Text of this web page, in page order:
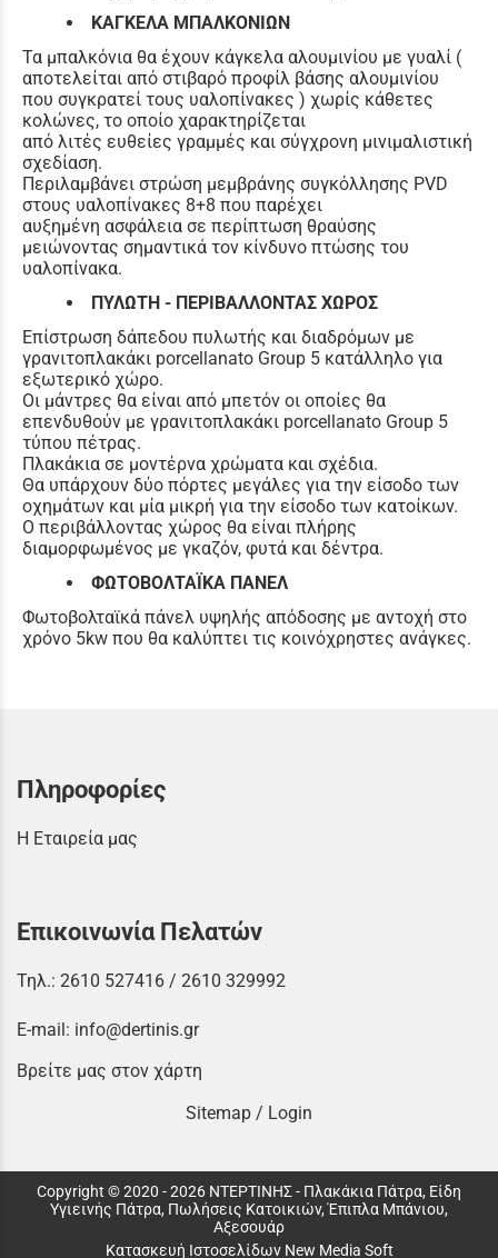
ΚΑΓΚΕΛΑ ΜΠΑΛΚΟΝΙΩΝ
Τα μπαλκόνια θα έχουν κάγκελα αλουμινίου με γυαλί (
αποτελείται από στιβαρό προφίλ βάσης αλουμινίου
που συγκρατεί τους υαλοπίνακες ) χωρίς κάθετες
κολώνες, το οποίο χαρακτηρίζεται
από λιτές ευθείες γραμμές και σύγχρονη μινιμαλιστική
σχεδίαση.
Περιλαμβάνει στρώση μεμβράνης συγκόλλησης PVD
στους υαλοπίνακες 8+8 που παρέχει
αυξημένη ασφάλεια σε περίπτωση θραύσης
μειώνοντας σημαντικά τον κίνδυνο πτώσης του
υαλοπίνακα.
ΠΥΛΩΤΗ - ΠΕΡΙΒΑΛΛΟΝΤΑΣ ΧΩΡΟΣ
Επίστρωση δάπεδου πυλωτής και διαδρόμων με
γρανιτοπλακάκι porcellanato Group 5 κατάλληλο για
εξωτερικό χώρο.
Οι μάντρες θα είναι από μπετόν οι οποίες θα
επενδυθούν με γρανιτοπλακάκι porcellanato Group 5
τύπου πέτρας.
Πλακάκια σε μοντέρνα χρώματα και σχέδια.
Θα υπάρχουν δύο πόρτες μεγάλες για την είσοδο των
οχημάτων και μία μικρή για την είσοδο των κατοίκων.
Ο περιβάλλοντας χώρος θα είναι πλήρης
διαμορφωμένος με γκαζόν, φυτά και δέντρα.
ΦΩΤΟΒΟΛΤΑΪΚΑ ΠΑΝΕΛ
Φωτοβολταϊκά πάνελ υψηλής απόδοσης με αντοχή στο
χρόνο 5kw που θα καλύπτει τις κοινόχρηστες ανάγκες.
Πληροφορίες
Η Εταιρεία μας
Επικοινωνία Πελατών
Τηλ.: 2610 527416 / 2610 329992
E-mail: info@dertinis.gr
Βρείτε μας στον χάρτη
Sitemap / Login
Copyright © 2020 - 2026 ΝΤΕΡΤΙΝΗΣ - Πλακάκια Πάτρα, Είδη
Υγιεινής Πάτρα, Πωλήσεις Κατοικιών, Έπιπλα Μπάνιου,
Αξεσουάρ
Κατασκευή Ιστοσελίδων New Media Soft